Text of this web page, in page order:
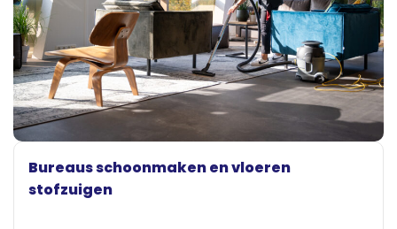
Bureaus schoonmaken en vloeren
stofzuigen